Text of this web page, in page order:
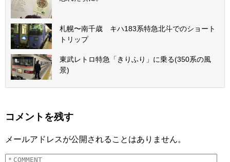
札幌〜南千歳 キハ183系特急北斗でのショート
トリップ
東武レトロ特急「きりふり」に乗る(350系の風
景)
コメントを残す
メールアドレスが公開されることはありません。